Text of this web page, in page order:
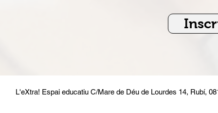
L'eXtra! Espai educatiu C/Mare de Déu de Lourdes 14, Rubí,